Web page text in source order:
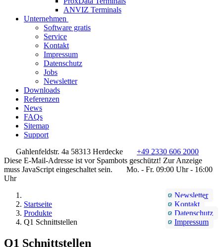
ANVIZ Terminals
Unternehmen
Software gratis
Service
Kontakt
Impressum
Datenschutz
Jobs
Newsletter
Downloads
Referenzen
News
FAQs
Sitemap
Support
Gahlenfeldstr. 4a 58313 Herdecke
+49 2330 606 2000
Diese E-Mail-Adresse ist vor Spambots geschützt! Zur Anzeige
muss JavaScript eingeschaltet sein.
Mo. - Fr. 09:00 Uhr - 16:00
Uhr
Newsletter
Kontakt
Datenschutz
Impressum
Startseite
Produkte
Q1 Schnittstellen
Q1 Schnittstellen